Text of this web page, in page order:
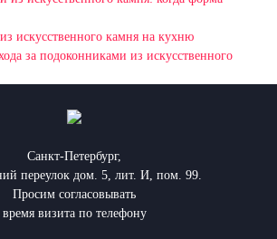
искусственного камня на кухню
за подоконниками из искусственного
Санкт-Петербург,
переулок дом. 5, лит. И, пом. 99.
Просим согласовывать
время визита по телефону